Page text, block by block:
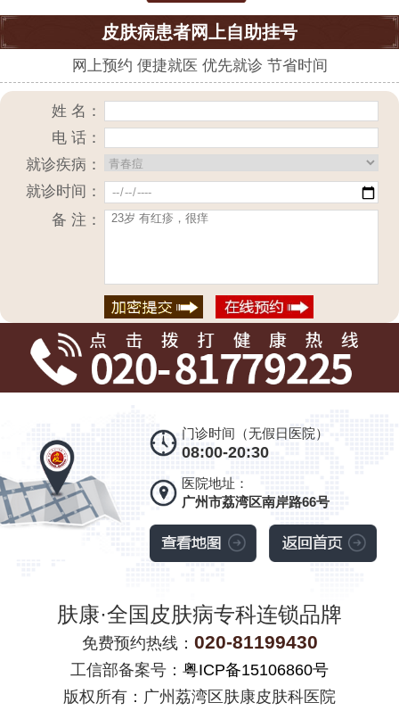
皮肤病患者网上自助挂号
网上预约 便捷就医 优先就诊 节省时间
姓 名：
电 话：
就诊疾病：
就诊时间：
备 注：
门诊时间（无假日医院）
08:00-20:30
医院地址：
广州市荔湾区南岸路66号
肤康·全国皮肤病专科连锁品牌
免费预约热线： 020-81199430
工信部备案号： 粤ICP备15106860号
版权所有：广州荔湾区肤康皮肤科医院